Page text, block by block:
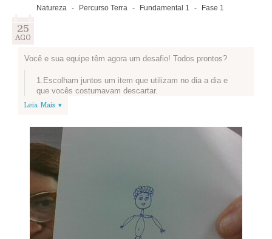
Natureza - Percurso Terra - Fundamental 1 - Fase 1
25
AGO
Você e sua equipe têm agora um desafio! Todos prontos?
1.Escolham juntos um item que utilizam no dia a dia e
que vocês costumavam descartar.
2.Pausa! Vamos conhecer o projeto que os alunos e
reutilizar o que antes ia para o lixo? As ideias dessa
turma são super legais e podem inspirar a sua equipe:
Artistas do Plástico
3.Depois de navegar é hora de voltar ao nosso desafio!
O primeiro passo é pensar de que forma sua equipe
pode reutilizar o item que escolheram.
4.Mãos à obra! Transformem o item escolhido para que
seja reutilizado e tirem uma foto, explicando a ideia de
vocês. Se tiverem criado um novo produto, expliquem
para que ele serve.
Leia Mais ▾